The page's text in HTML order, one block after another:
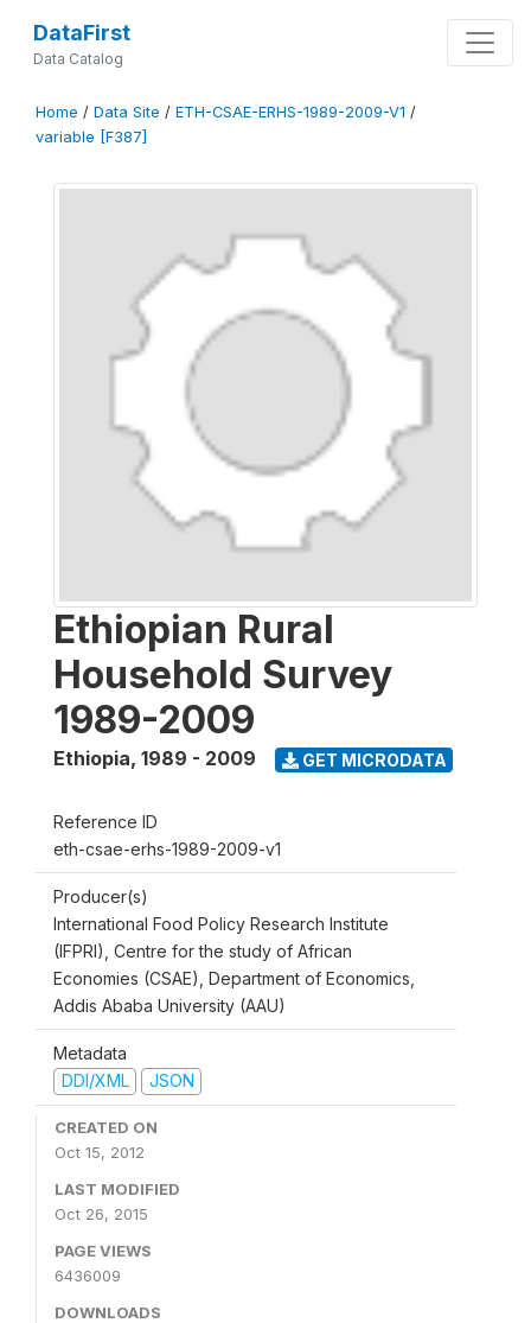
DataFirst
Data Catalog
Home / Data Site / ETH-CSAE-ERHS-1989-2009-V1 /
variable [F387]
Ethiopian Rural
Household Survey
1989-2009
Ethiopia, 1989 - 2009 GET MICRODATA
Reference ID
eth-csae-erhs-1989-2009-v1
Producer(s)
International Food Policy Research Institute
(IFPRI), Centre for the study of African
Economies (CSAE), Department of Economics,
Addis Ababa University (AAU)
Metadata
DDI/XML
JSON
CREATED ON
Oct 15, 2012
LAST MODIFIED
Oct 26, 2015
PAGE VIEWS
6436009
DOWNLOADS